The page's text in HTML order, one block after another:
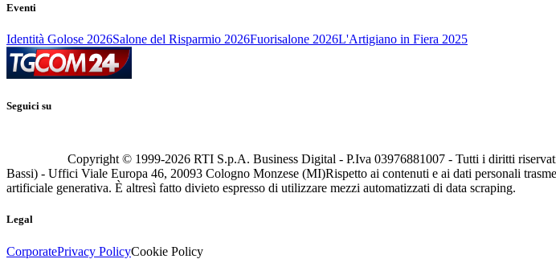
Eventi
Identità Golose 2026Salone del Risparmio 2026Fuorisalone 2026L'Artigiano in Fiera 2025
Seguici su
Copyright © 1999-2026 RTI S.p.A. Business Digital - P.Iva 03976881007 - Tutti i diritti
Bassi) - Uffici Viale Europa 46, 20093 Cologno Monzese (MI)Rispetto ai contenuti e ai dati personali
artificiale generativa. È altresì fatto divieto espresso di utilizzare mezzi automatizzati di data scraping.
Legal
CorporatePrivacy PolicyCookie Policy